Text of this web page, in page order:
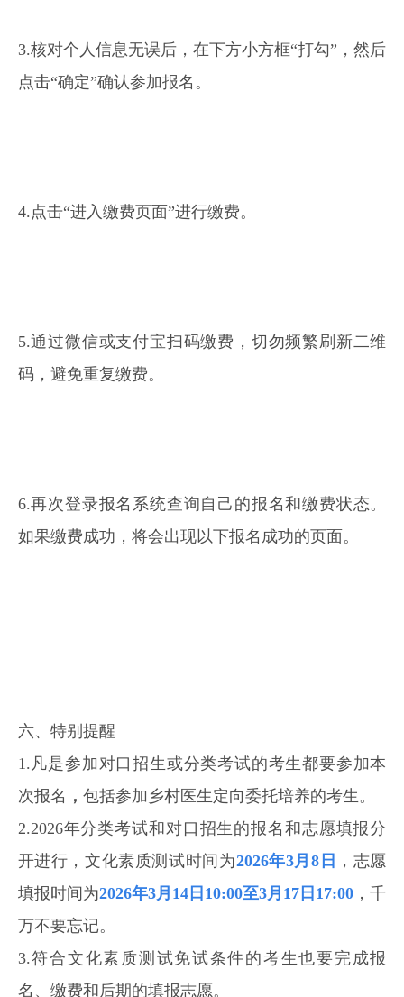
3.核对个人信息无误后，在下方小方框“打勾”，然后
点击“确定”确认参加报名。
4.点击“进入缴费页面”进行缴费。
5.通过微信或支付宝扫码缴费，切勿频繁刷新二维
码，避免重复缴费。
6.再次登录报名系统查询自己的报名和缴费状态。
如果缴费成功，将会出现以下报名成功的页面。
六、特别提醒
1.凡是参加对口招生或分类考试的考生都要参加本
次报名 ， 包括参加乡村医生定向委托培养的考生。
2.2026年分类考试和对口招生的报名和志愿填报分
开进行，文化素质测试时间为2026年3月8日 ，志愿
填报时间为2026年3月14日10:00至3月17日17:00 ，千
万不要忘记。
3.符合文化素质测试免试条件的考生也要完成报
名、缴费和后期的填报志愿。